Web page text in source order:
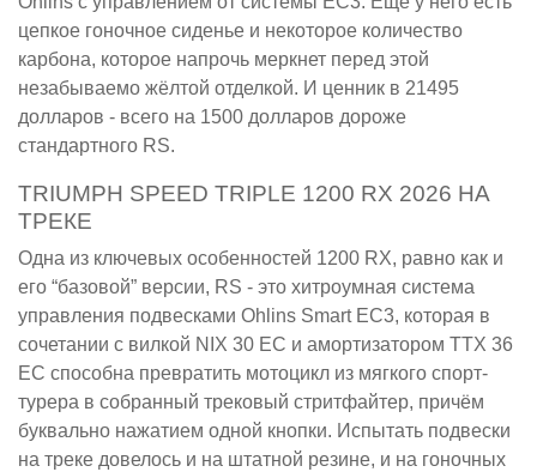
цепкое гоночное сиденье и некоторое количество
карбона, которое напрочь меркнет перед этой
незабываемо жёлтой отделкой. И ценник в 21495
долларов - всего на 1500 долларов дороже
стандартного RS.
TRIUMPH SPEED TRIPLE 1200 RX 2026 НА
ТРЕКЕ
Одна из ключевых особенностей 1200 RX, равно как и
его “базовой” версии, RS - это хитроумная система
управления подвесками Ohlins Smart EC3, которая в
сочетании с вилкой NIX 30 EC и амортизатором TTX 36
EC способна превратить мотоцикл из мягкого спорт-
турера в собранный трековый стритфайтер, причём
буквально нажатием одной кнопки. Испытать подвески
на треке довелось и на штатной резине, и на гоночных